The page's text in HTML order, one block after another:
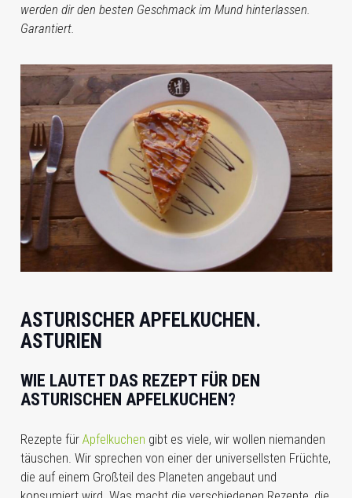
werden dir den besten Geschmack im Mund hinterlassen.
Garantiert.
ASTURISCHER APFELKUCHEN.
ASTURIEN
WIE LAUTET DAS REZEPT FÜR DEN
ASTURISCHEN APFELKUCHEN?
Rezepte für Apfelkuchen gibt es viele, wir wollen niemanden
täuschen. Wir sprechen von einer der universellsten Früchte,
die auf einem Großteil des Planeten angebaut und